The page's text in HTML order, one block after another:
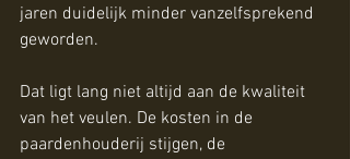
jaren duidelijk minder vanzelfsprekend
geworden.
Dat ligt lang niet altijd aan de kwaliteit
van het veulen. De kosten in de
paardenhouderij stijgen, de